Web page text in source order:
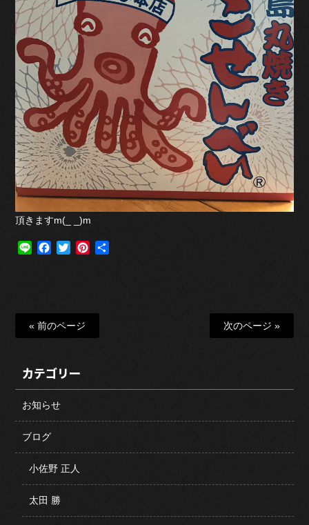
頂きますm(_ _)m
Line Facebook
TwitterPinterest
« 前のページ 次のページ »
カテゴリー
お知らせ
ブログ
小佐野 正人
太田 勝